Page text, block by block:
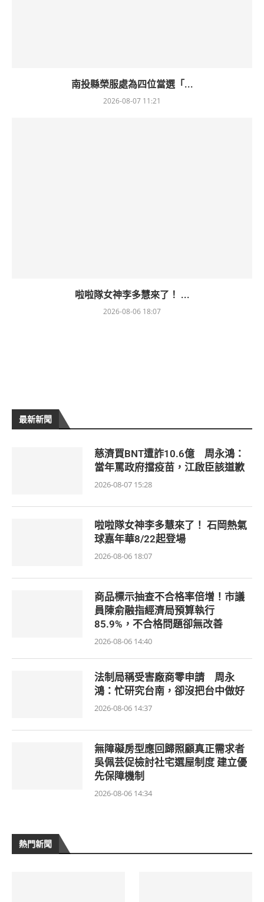
南投縣榮服處為四位當選「...
2026-08-07 11:21
啦啦隊女神李多慧來了！ ...
2026-08-06 18:07
最新新聞
慈濟買BNT遭詐10.6億 周永鴻：
當年罵政府擋疫苗，江啟臣該道歉
2026-08-07 15:28
啦啦隊女神李多慧來了！ 石岡熱氣
球嘉年華8/22起登場
2026-08-06 18:07
商品標示抽查不合格率倍增！市議
員陳俞融指經濟局預算執行
85.9%，不合格問題卻無改善
2026-08-06 14:40
法制局稱受害廠商零申請 周永
鴻：忙研究台南，卻沒把台中做好
2026-08-06 14:37
無障礙房型應回歸照顧真正需求者
吳佩芸促檢討社宅選屋制度 建立優
先保障機制
2026-08-06 14:34
熱門新聞